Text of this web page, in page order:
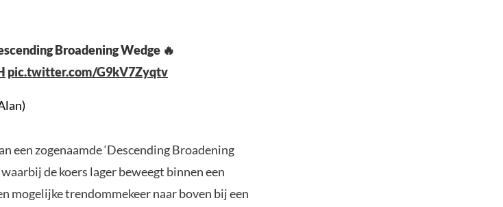
Broadening Wedge 🔥
pic.twitter.com/G9kV7Zyqtv
een zogenaamde ‘Descending Broadening
de koers lager beweegt binnen een
mogelijke trendommekeer naar boven bij een